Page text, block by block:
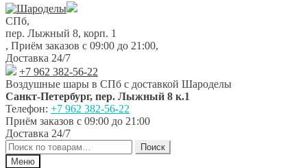
Перейти
к
навигации
Перейти
к
содержимому
СПб,
пер. Лыжный 8, корп. 1
, Приём заказов с 09:00 до 21:00,
Доставка 24/7
+7 962 382-56-22
Воздушные шары в СПб с доставкой Шароделы
Санкт-Петербург, пер. Лыжный 8 к.1
Телефон: +7 962 382-56-22
Приём заказов с 09:00 до 21:00
Доставка 24/7
Искать:
Поиск
Меню